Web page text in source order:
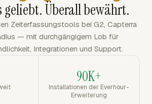
geliebt. Überall bewährt.
Zeiterfassungstools bei G2, Capterra
— mit durchgängigem Lob für
Integrationen und Support.
90K+
Installationen der Everhour-
Erweiterung